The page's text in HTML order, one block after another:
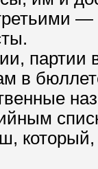
—
партии
в
который,